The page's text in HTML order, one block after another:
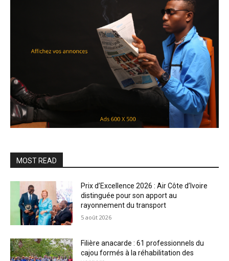
MOST READ
Prix d’Excellence 2026 : Air Côte d’Ivoire
distinguée pour son apport au
rayonnement du transport
5 août 2026
Filière anacarde : 61 professionnels du
cajou formés à la réhabilitation des